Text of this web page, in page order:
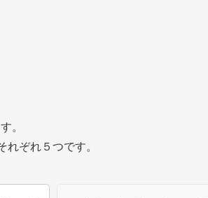
。
ぞれ５つです。